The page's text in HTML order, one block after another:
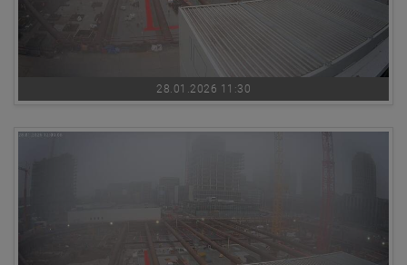
28.01.2026 11:30